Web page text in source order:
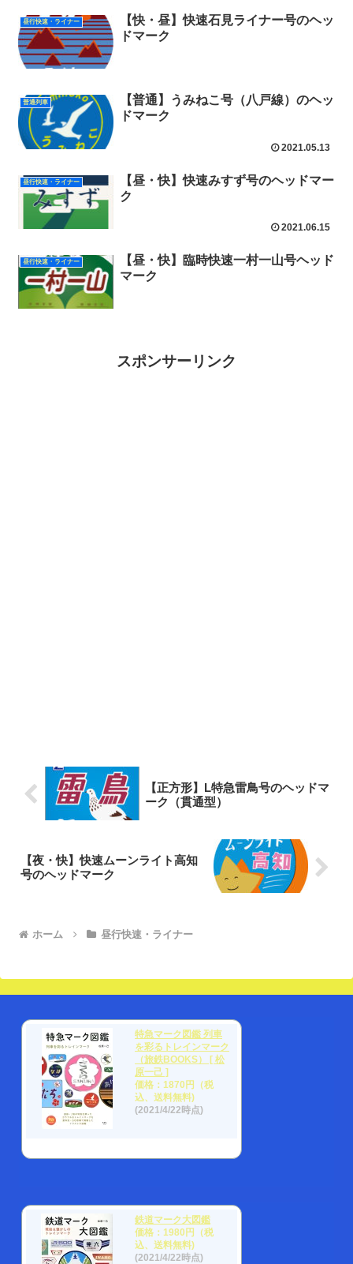
昼行快速・ライナー
【快・昼】快速石見ライナー号のヘッ
ドマーク
普通列車
【普通】うみねこ号（八戸線）のヘッ
ドマーク
2021.05.13
昼行快速・ライナー
【昼・快】快速みすず号のヘッドマー
ク
2021.06.15
昼行快速・ライナー
【昼・快】臨時快速一村一山号ヘッド
マーク
スポンサーリンク
【正方形】L特急雷鳥号のヘッドマ
ーク（貫通型）
【夜・快】快速ムーンライト高知
号のヘッドマーク
ホーム 昼行快速・ライナー
特急マーク図鑑 列車
を彩るトレインマーク
（旅鉄BOOKS） [ 松
原一己 ]
価格：1870円（税
込、送料無料)
(2021/4/22時点)
鉄道マーク大図鑑
価格：1980円（税
込、送料無料)
(2021/4/22時点)